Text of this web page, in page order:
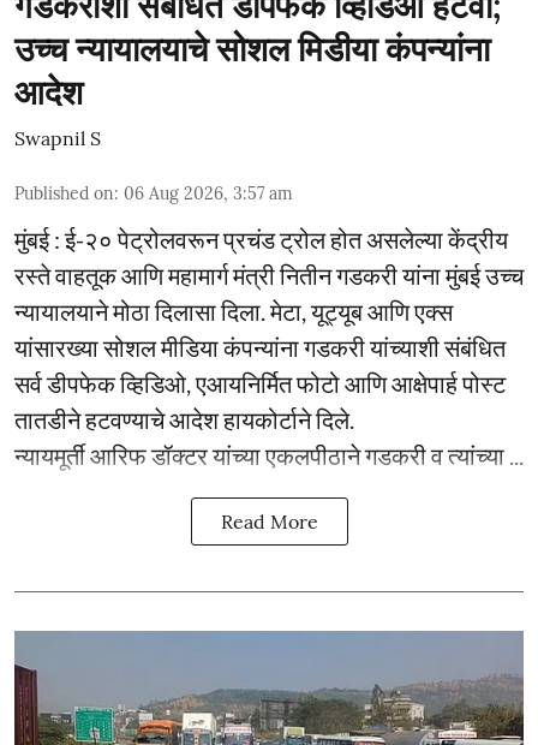
उच्च न्यायालयाचे सोशल मिडीया कंपन्यांना
आदेश
Swapnil S
Published on: 06 Aug 2026, 3:57 am
मुंबई : ई-२० पेट्रोलवरून प्रचंड ट्रोल होत असलेल्या केंद्रीय
रस्ते वाहतूक आणि महामार्ग मंत्री नितीन गडकरी यांना मुंबई उच्च
न्यायालयाने मोठा दिलासा दिला. मेटा, यूट्यूब आणि एक्स
यांसारख्या सोशल मीडिया कंपन्यांना गडकरी यांच्याशी संबंधित
सर्व डीपफेक व्हिडिओ, एआयनिर्मित फोटो आणि आक्षेपार्ह पोस्ट
तातडीने हटवण्याचे आदेश हायकोर्टाने दिले.
न्यायमूर्ती आरिफ डॉक्टर यांच्या एकलपीठाने गडकरी व त्यांच्या ...
Read More